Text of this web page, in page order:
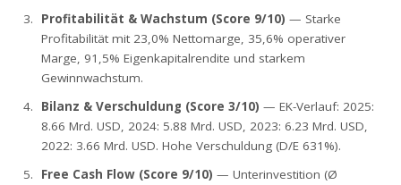
Profitabilität & Wachstum (Score 9/10) — Starke
Profitabilität mit 23,0% Nettomarge, 35,6% operativer
Marge, 91,5% Eigenkapitalrendite und starkem
Gewinnwachstum.
Bilanz & Verschuldung (Score 3/10) — EK-Verlauf: 2025:
8.66 Mrd. USD, 2024: 5.88 Mrd. USD, 2023: 6.23 Mrd. USD,
2022: 3.66 Mrd. USD. Hohe Verschuldung (D/E 631%).
Free Cash Flow (Score 9/10) — Unterinvestition (Ø